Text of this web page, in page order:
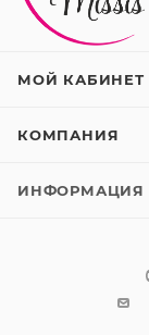
МОЙ КАБИНЕТ
КОМПАНИЯ
ИНФОРМАЦИЯ